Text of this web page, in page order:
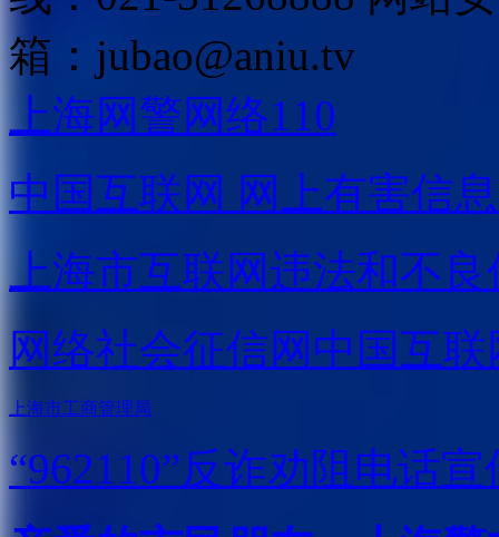
箱： jubao@aniu.tv
上海网警网络110
中国互联网 网上有害信
上海市互联网违法和不
网络社会征信网 中国互
上海市工商管理局
“962110”反诈劝阻电话宣